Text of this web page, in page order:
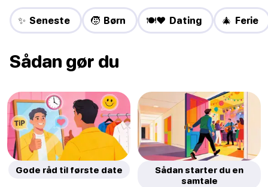
✨ Seneste 🧒 Børn 🍽️❤️ Dating 🎄 Ferie
Sådan gør du
Gode råd til første date
Sådan starter du en
samtale